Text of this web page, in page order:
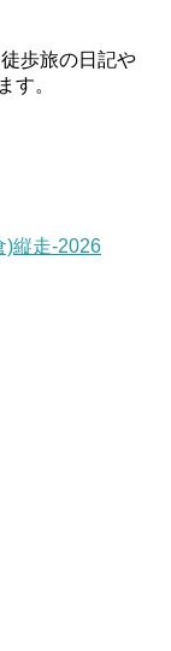
歩旅の日記や
す。
)縦走-2026